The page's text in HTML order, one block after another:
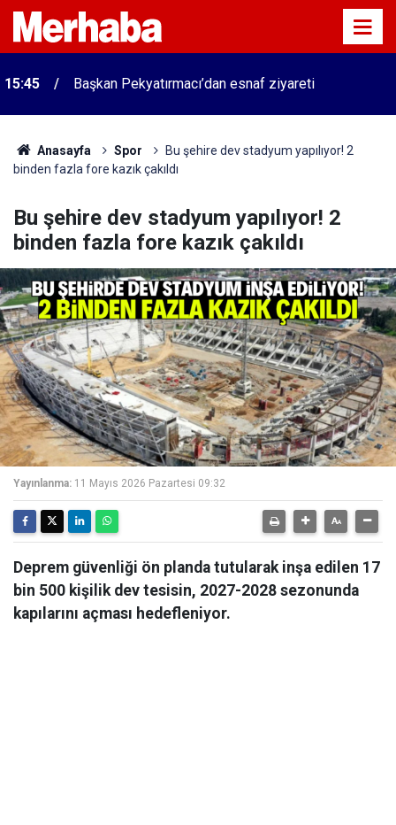
15:45 Başkan Pekyatırmacı’dan esnaf ziyareti
Anasayfa Spor
Bu şehire dev stadyum yapılıyor! 2
binden fazla fore kazık çakıldı
Bu şehire dev stadyum yapılıyor! 2
binden fazla fore kazık çakıldı
Yayınlanma: 11 Mayıs 2026 Pazartesi 09:32
Deprem güvenliği ön planda tutularak inşa edilen 17
bin 500 kişilik dev tesisin, 2027-2028 sezonunda
kapılarını açması hedefleniyor.